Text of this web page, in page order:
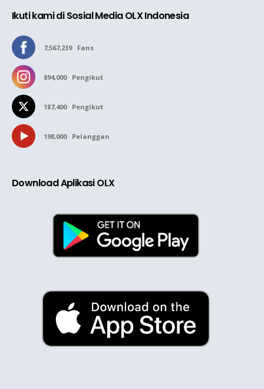
Ikuti kami di Sosial Media OLX Indonesia
7,567,239 Fans
894,000 Pengikut
187,400 Pengikut
198,000 Pelanggan
Download Aplikasi OLX